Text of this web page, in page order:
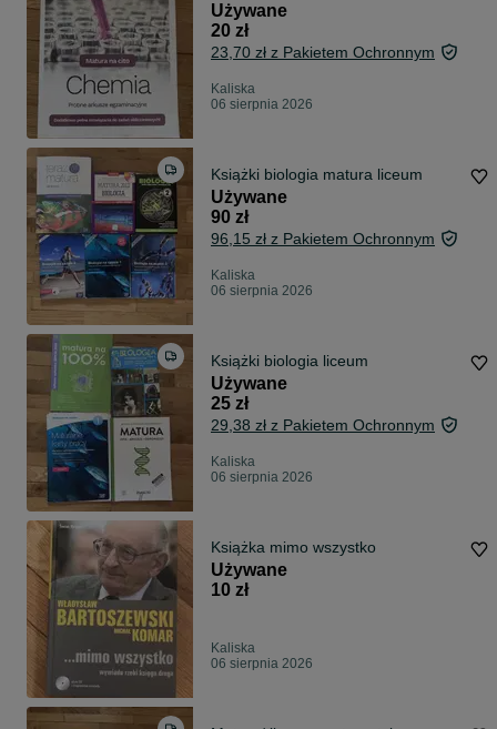
Używane
20 zł
23,70 zł z Pakietem Ochronnym
Kaliska
06 sierpnia 2026
Książki biologia matura liceum
Używane
90 zł
96,15 zł z Pakietem Ochronnym
Kaliska
06 sierpnia 2026
Książki biologia liceum
Używane
25 zł
29,38 zł z Pakietem Ochronnym
Kaliska
06 sierpnia 2026
Książka mimo wszystko
Używane
10 zł
Kaliska
06 sierpnia 2026